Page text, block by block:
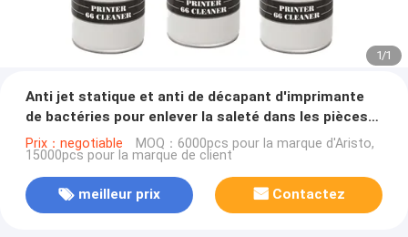
1/1
Anti jet statique et anti de décapant d'imprimante
de bactéries pour enlever la saleté dans les pièces
de l'imprimante
Prix：negotiable MOQ：6000pcs pour la marque d'Aristo,
15000pcs pour la marque de client
meilleur prix Contactez